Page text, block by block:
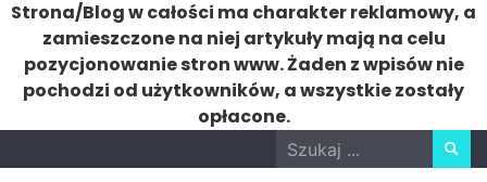
Strona/Blog w całości ma charakter reklamowy, a
zamieszczone na niej artykuły mają na celu
pozycjonowanie stron www. Żaden z wpisów nie
pochodzi od użytkowników, a wszystkie zostały
opłacone.
to
Search
for: